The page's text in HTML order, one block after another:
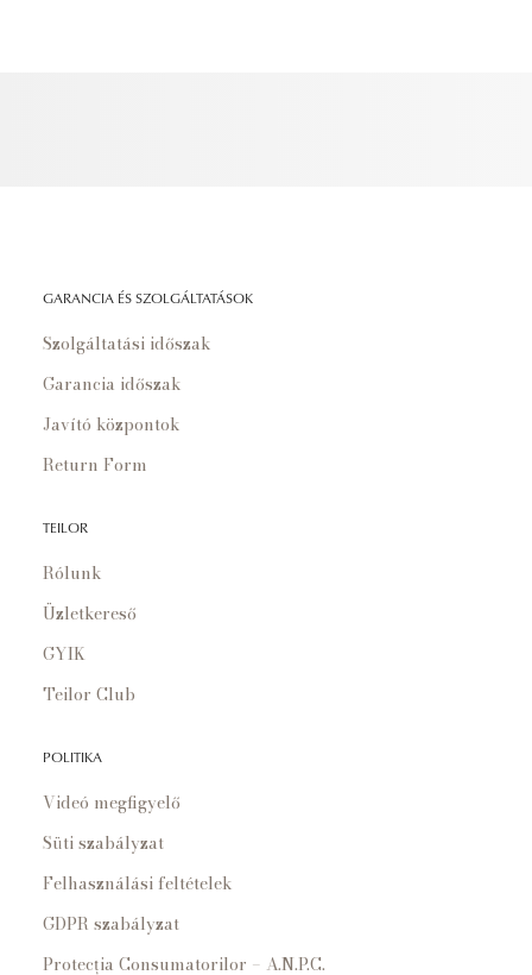
GARANCIA ÉS SZOLGÁLTATÁSOK
Szolgáltatási időszak
Garancia időszak
Javító központok
Return Form
TEILOR
Rólunk
Üzletkereső
GYIK
Teilor Club
POLITIKA
Videó megfigyelő
Süti szabályzat
Felhasználási feltételek
GDPR szabályzat
Protecția Consumatorilor – A.N.P.C.